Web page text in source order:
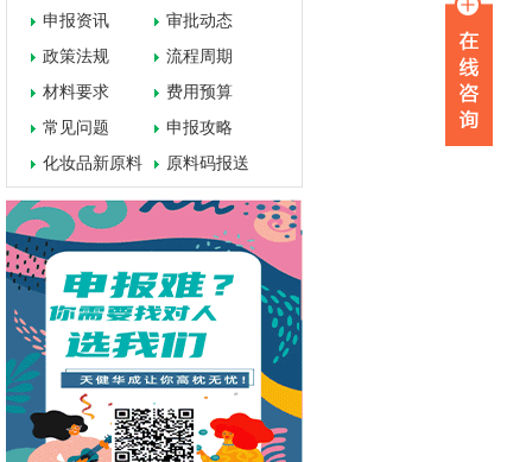
申报资讯
审批动态
政策法规
流程周期
材料要求
费用预算
常见问题
申报攻略
化妆品新原料
原料码报送